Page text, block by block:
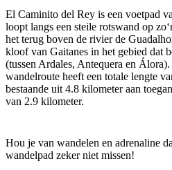
El Caminito del Rey is een voetpad
loopt langs een steile rotswand op
het terug boven de rivier de
kloof van Gaitanes in het gebied dat
(tussen Ardales, Antequera en
wandelroute heeft een totale lengte
bestaande uit 4.8 kilometer aan
van 2.9 kilometer.
Hou je van wandelen en adrenaline
wandelpad zeker niet missen!